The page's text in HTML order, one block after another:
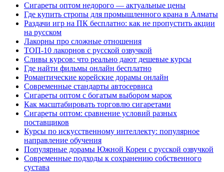
Сигареты оптом недорого — актуальные цены
Где купить стропы для промышленного крана в Алматы
Раздачи игр на ПК бесплатно: как не пропустить акции
на русском
Лакорны про сложные отношения
ТОП-10 лакорнов с русской озвучкой
Сливы курсов: что реально дают дешевые курсы
Где найти фильмы онлайн бесплатно
Романтические корейские дорамы онлайн
Современные стандарты автосервиса
Сигареты оптом с богатым выбором марок
Как масштабировать торговлю сигаретами
Сигареты оптом: сравнение условий разных
поставщиков
Курсы по искусственному интеллекту: популярное
направление обучения
Популярные дорамы Южной Кореи с русской озвучкой
Современные подходы к сохранению собственного
сустава